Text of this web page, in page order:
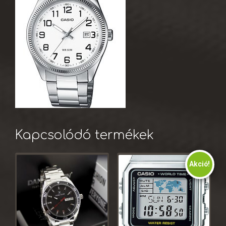
Kapcsolódó termékek
Akció!